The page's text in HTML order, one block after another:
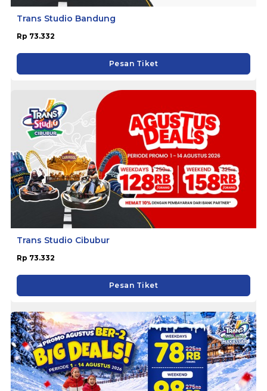
Trans Studio Bandung
Rp 73.332
Pesan Tiket
Trans Studio Cibubur
Rp 73.332
Pesan Tiket